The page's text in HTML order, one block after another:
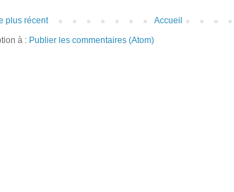
plus récent
Accueil
à : Publier les commentaires (Atom)